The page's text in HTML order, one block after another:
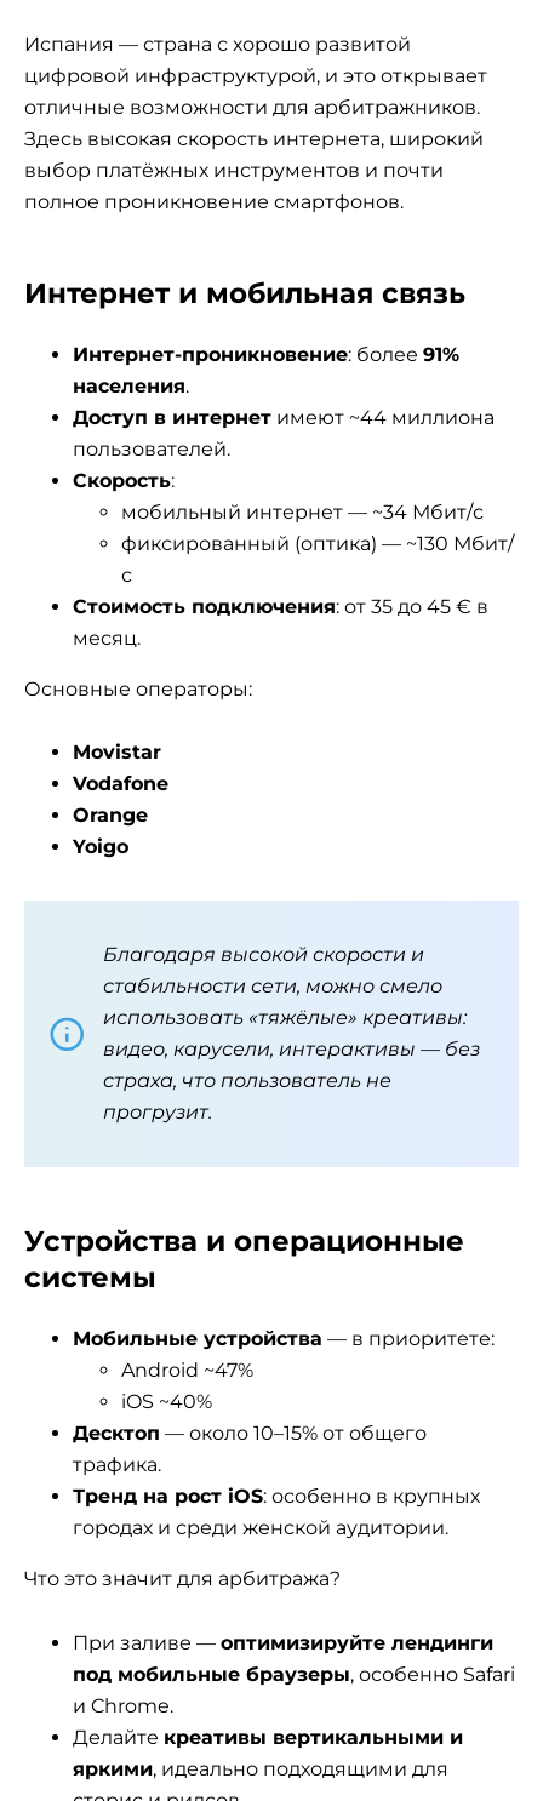
Испания — страна с хорошо развитой
цифровой инфраструктурой, и это открывает
отличные возможности для арбитражников.
Здесь высокая скорость интернета, широкий
выбор платёжных инструментов и почти
полное проникновение смартфонов.
Интернет и мобильная связь
Интернет-проникновение: более 91%
населения.
Доступ в интернет имеют ~44 миллиона
пользователей.
Скорость:
мобильный интернет — ~34 Мбит/с
фиксированный (оптика) — ~130 Мбит/
с
Стоимость подключения: от 35 до 45 € в
месяц.
Основные операторы:
Movistar
Vodafone
Orange
Yoigo
Благодаря высокой скорости и
стабильности сети, можно смело
использовать «тяжёлые» креативы:
видео, карусели, интерактивы — без
страха, что пользователь не
прогрузит.
Устройства и операционные
системы
Мобильные устройства — в приоритете:
Android ~47%
iOS ~40%
Десктоп — около 10–15% от общего
трафика.
Тренд на рост iOS: особенно в крупных
городах и среди женской аудитории.
Что это значит для арбитража?
При заливе — оптимизируйте лендинги
под мобильные браузеры, особенно Safari
и Chrome.
Делайте креативы вертикальными и
яркими, идеально подходящими для